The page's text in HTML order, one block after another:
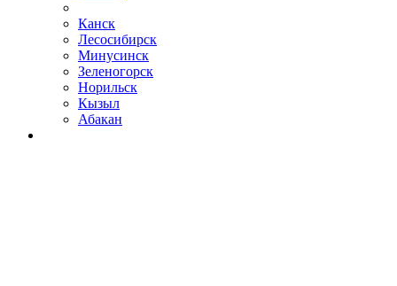
Канск
Лесосибирск
Минусинск
Зеленогорск
Норильск
Кызыл
Абакан